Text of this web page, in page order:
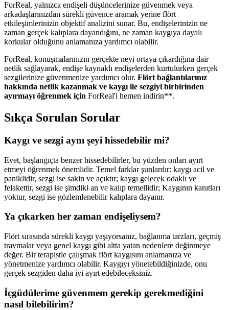
ForReal, yalnızca endişeli düşüncelerinize güvenmek veya
arkadaşlarınızdan sürekli güvence aramak yerine flört
etkileşimlerinizin objektif analizini sunar. Bu, endişelerinizin ne
zaman gerçek kalıplara dayandığını, ne zaman kaygıya dayalı
korkular olduğunu anlamanıza yardımcı olabilir.
ForReal, konuşmalarınızın gerçekte neyi ortaya çıkardığına dair
netlik sağlayarak, endişe kaynaklı endişelerden kurtulurken gerçek
sezgilerinize güvenmenize yardımcı olur. Flört bağlantılarınız
hakkında netlik kazanmak ve kaygı ile sezgiyi birbirinden
ayırmayı öğrenmek için ForReal'i hemen indirin**.
Sıkça Sorulan Sorular
Kaygı ve sezgi aynı şeyi hissedebilir mi?
Evet, başlangıçta benzer hissedebilirler, bu yüzden onları ayırt
etmeyi öğrenmek önemlidir. Temel farklar şunlardır: kaygı acil ve
paniklidir, sezgi ise sakin ve açıktır; kaygı gelecek odaklı ve
felakettir, sezgi ise şimdiki an ve kalıp temellidir; Kaygının kanıtları
yoktur, sezgi ise gözlemlenebilir kalıplara dayanır.
Ya çıkarken her zaman endişeliysem?
Flört sırasında sürekli kaygı yaşıyorsanız, bağlanma tarzları, geçmiş
travmalar veya genel kaygı gibi altta yatan nedenlere değinmeye
değer. Bir terapistle çalışmak flört kaygısını anlamanıza ve
yönetmenize yardımcı olabilir. Kaygıyı yönetebildiğinizde, onu
gerçek sezgiden daha iyi ayırt edebileceksiniz.
İçgüdülerime güvenmem gerekip gerekmediğini
nasıl bilebilirim?